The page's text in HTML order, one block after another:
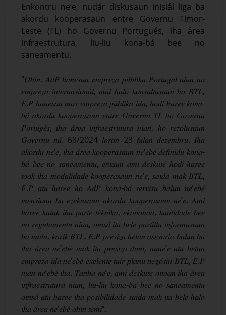
Enkontru ne’e, nudár diskusaun inisiál liga ba
akordu kooperasaun entre Governu Timor-
Leste (TL) ho Governu Portugués, iha área
infraestrutura, liu-liu kona-bá bee no
saneamentu.
“𝑂ℎ𝑖𝑛, 𝐴𝑑𝑃 ℎ𝑎𝑛𝑒𝑠𝑎𝑛 𝑒𝑚𝑝𝑟𝑒𝑧𝑎 𝑝𝑢́𝑏𝑙𝑖𝑘𝑎 𝑃𝑜𝑟𝑡𝑢𝑔𝑎𝑙 𝑛𝑖𝑎𝑛 𝑛𝑜
𝑒𝑚𝑝𝑟𝑒𝑧𝑎 𝑖𝑛𝑡𝑒𝑟𝑛𝑎𝑠𝑖𝑜𝑛𝑎́𝑙, 𝑚𝑎𝑖 ℎ𝑎𝑙𝑜 𝑘𝑜𝑛𝑠𝑢𝑙𝑡𝑎𝑠𝑎𝑢𝑛 ℎ𝑜 𝐵𝑇𝐿,
𝐸.𝑃 ℎ𝑎𝑛𝑒𝑠𝑎𝑛 𝑚𝑜𝑠 𝑒𝑚𝑝𝑟𝑒𝑧𝑎 𝑝𝑢́𝑏𝑙𝑖𝑘𝑎 𝑖𝑑𝑎, ℎ𝑜𝑑𝑖 ℎ𝑎𝑟𝑒𝑒 𝑘𝑜𝑛𝑎-
𝑏𝑎́ 𝑎𝑘𝑜𝑟𝑑𝑢 𝑘𝑜𝑜𝑝𝑒𝑟𝑎𝑠𝑎𝑢𝑛 𝑒𝑛𝑡𝑟𝑒 𝐺𝑜𝑣𝑒𝑟𝑛𝑢 𝑇𝐿 ℎ𝑜 𝐺𝑜𝑣𝑒𝑟𝑛𝑢
𝑃𝑜𝑟𝑡𝑢𝑔𝑒́𝑠, 𝑖ℎ𝑎 𝑎́𝑟𝑒𝑎 𝑖𝑛𝑓𝑟𝑎𝑒𝑠𝑡𝑟𝑢𝑡𝑢𝑟𝑎 𝑛𝑖𝑎𝑛, ℎ𝑜 𝑟𝑒𝑧𝑜𝑙𝑢𝑠𝑎𝑢𝑛
𝐺𝑜𝑣𝑒𝑟𝑛𝑢 𝑛𝑢́. 68/2024 𝑙𝑜𝑟𝑜𝑛 23 𝑓𝑢𝑙𝑎𝑛 𝑑𝑒𝑧𝑒𝑚𝑏𝑟𝑢. 𝐼ℎ𝑎
𝑎𝑘𝑜𝑟𝑑𝑢 𝑛𝑒’𝑒, 𝑖ℎ𝑎 𝑎́𝑟𝑒𝑎 𝑘𝑜𝑜𝑝𝑒𝑟𝑎𝑠𝑎𝑢𝑛 𝑛𝑒’𝑒𝑏𝑒́ 𝑑𝑒𝑓𝑖𝑛𝑖𝑑𝑢 𝑘𝑜𝑛𝑎-
𝑏𝑎́ 𝑏𝑒𝑒 𝑛𝑜 𝑠𝑎𝑛𝑒𝑎𝑚𝑒𝑛𝑡𝑢, 𝑒𝑛𝑡𝑎𝑢𝑛 𝑎𝑚𝑖 𝑑𝑒𝑠𝑘𝑢𝑡𝑒 ℎ𝑜𝑑𝑖 ℎ𝑎𝑟𝑒𝑒
𝑡𝑜𝑜𝑘 𝑖ℎ𝑎 𝑚𝑜𝑑𝑎𝑙𝑖𝑑𝑎𝑑𝑒 𝑘𝑜𝑜𝑝𝑒𝑟𝑎𝑠𝑎𝑢𝑛 𝑛𝑒’𝑒, 𝑠𝑎𝑖𝑑𝑎 𝑚𝑎𝑘 𝐵𝑇𝐿,
𝐸.𝑃 𝑎𝑡𝑢 ℎ𝑎𝑟𝑒𝑒 ℎ𝑜 𝐴𝑑𝑃 𝑘𝑜𝑛𝑎-𝑏𝑎́ 𝑠𝑒𝑟𝑣𝑖𝑠𝑢 𝑏𝑎𝑙𝑢𝑛 𝑛𝑒’𝑒𝑏𝑒́
𝑚𝑒𝑛𝑠𝑖𝑜𝑛𝑎 𝑏𝑎 𝑒𝑧𝑒𝑘𝑢𝑠𝑎𝑢𝑛 𝑎𝑘𝑜𝑟𝑑𝑢 𝑘𝑜𝑜𝑝𝑒𝑟𝑎𝑠𝑎𝑢𝑛 𝑛𝑒’𝑒. 𝐴𝑚𝑖
ℎ𝑎𝑟𝑒𝑒 𝑘𝑎𝑡𝑎𝑘 𝑖ℎ𝑎 𝑝𝑎𝑟𝑡𝑒 𝑡𝑒́𝑘𝑛𝑖𝑘𝑎, 𝑒𝑘𝑜𝑛𝑜𝑚𝑖𝑎, 𝑘𝑢𝑎𝑙𝑖𝑑𝑎𝑑𝑒 𝑏𝑒𝑒
𝑛𝑜 𝑟𝑒𝑔𝑢𝑙𝑎𝑚𝑒𝑛𝑡𝑢 𝑛𝑖𝑎𝑛, 𝑜𝑖𝑛𝑠𝑎́ 𝑖𝑡𝑎 𝑏𝑒𝑙𝑒 𝑝𝑎𝑟𝑡𝑖𝑙𝑙𝑎 𝑖𝑛𝑓𝑜𝑟𝑚𝑎𝑠𝑎𝑢𝑛
𝑏𝑎 𝑚𝑎𝑙𝑢, 𝑘𝑎𝑟𝑖𝑘 𝐵𝑇𝐿, 𝐸.𝑃 𝑝𝑟𝑒𝑠𝑖𝑧𝑎 ℎ𝑒𝑡𝑎𝑛 𝑎𝑠𝑒𝑠𝑜𝑟𝑖𝑎 𝑏𝑎𝑙𝑢𝑛 𝑏𝑎
𝑖ℎ𝑎 𝑎́𝑟𝑒𝑎 𝑛𝑒’𝑒𝑏𝑒́ 𝑚𝑎𝑘 𝑖𝑡𝑎 𝑝𝑟𝑒𝑠𝑖𝑧𝑎 𝑑𝑢𝑛𝑖, 𝑛𝑢𝑛𝑒’𝑒 𝑎𝑡𝑢 ℎ𝑒𝑡𝑎𝑛
𝑒𝑚𝑝𝑟𝑒𝑧𝑎 𝑖𝑑𝑎 𝑛𝑒’𝑒𝑏𝑒́ 𝑒𝑥𝑒𝑙𝑒𝑛𝑡𝑒 𝑡𝑢𝑖𝑟 𝑝𝑙𝑎𝑛𝑢 𝑛𝑒𝑔𝑜́𝑠𝑖𝑢 𝐵𝑇𝐿, 𝐸.𝑃
𝑛𝑖𝑎𝑛 𝑛𝑒’𝑒𝑏𝑒́ 𝑖ℎ𝑎. 𝑇𝑎𝑛𝑏𝑎 𝑛𝑒’𝑒, 𝑎𝑚𝑖 𝑑𝑒𝑠𝑘𝑢𝑡𝑒 𝑜𝑖𝑡𝑜𝑎𝑛 𝑖ℎ𝑎 𝑎́𝑟𝑒𝑎
𝑖𝑛𝑓𝑟𝑎𝑒𝑠𝑡𝑟𝑢𝑡𝑢𝑟𝑎 𝑛𝑖𝑎𝑛, 𝑙𝑖𝑢-𝑙𝑖𝑢 𝑘𝑜𝑛𝑎-𝑏𝑎 𝑏𝑒𝑒 𝑛𝑜 𝑠𝑎𝑛𝑒𝑎𝑚𝑒𝑛𝑡𝑢
𝑜𝑖𝑛𝑠𝑎́ 𝑎𝑡𝑢 ℎ𝑎𝑟𝑒𝑒 𝑖ℎ𝑎 𝑝𝑜𝑠𝑖𝑏𝑖𝑙𝑖𝑑𝑎𝑑𝑒 𝑠𝑎𝑖𝑑𝑎 𝑚𝑎𝑘 𝑖𝑡𝑎 𝑏𝑒𝑙𝑒 ℎ𝑎𝑙𝑜
𝑖ℎ𝑎 𝑎́𝑟𝑒𝑎 𝑛𝑒’𝑒𝑏𝑒́ 𝑜ℎ𝑖𝑛 𝑡𝑒𝑚𝑖”.